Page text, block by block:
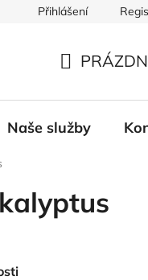
Přihlášení
KOŠÍK
Naše služby